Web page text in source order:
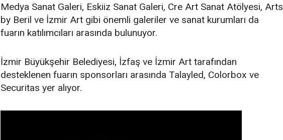
Medya Sanat Galeri, Eskiiz Sanat Galeri, Cre Art Sanat Atölyesi, Arts
by Beril ve İzmir Art gibi önemli galeriler ve sanat kurumları da
fuarın katılımcıları arasında bulunuyor.
İzmir Büyükşehir Belediyesi, İzfaş ve İzmir Art tarafından
desteklenen fuarın sponsorları arasında Talayled, Colorbox ve
Securitas yer alıyor.